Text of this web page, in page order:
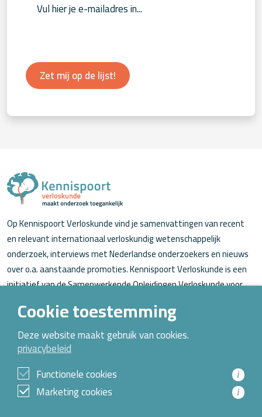
Zet mij op de lijst!
Op Kennispoort Verloskunde vind je samenvattingen van recent
en relevant internationaal verloskundig wetenschappelijk
onderzoek, interviews met Nederlandse onderzoekers en nieuws
over o.a. aanstaande promoties. Kennispoort Verloskunde is een
initiatief van de Samenwerkende Opleidingen Verloskunde voor
Over Kennispoort Verloskunde
Contact
Archief
Cookie toestemming
Deze website maakt gebruik van cookies.
privacybeleid
Functionele cookies
i
Marketing cookies i